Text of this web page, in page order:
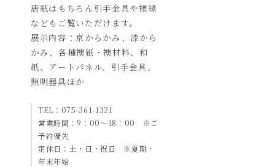
唐紙はもちろん引手金具や襖縁
などもご覧いただけます。
展示内容：京からかみ、漆から
かみ、各種襖紙・襖材料、和
紙、アートパネル、引手金具、
照明器具ほか
TEL：075-361-1321
営業時間：9：00～18：00 ※ご
予約優先
定休日：土・日・祝日 ※夏期・
年末年始